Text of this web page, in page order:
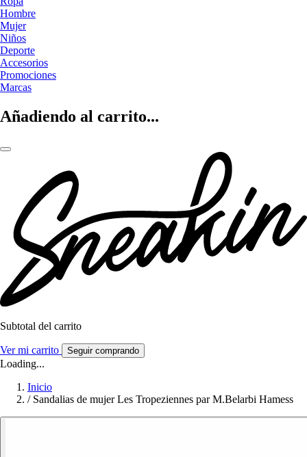
Hombre
Mujer
Niños
Deporte
Accesorios
Promociones
Marcas
Añadiendo al carrito...
Subtotal del carrito
Ver mi carrito Seguir comprando
Loading...
Inicio
/ Sandalias de mujer Les Tropeziennes par M.Belarbi Hamess